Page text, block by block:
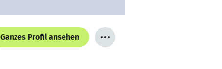
Ganzes Profil ansehen